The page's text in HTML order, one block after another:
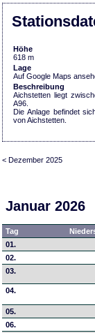
Höhe
618 m
Lage
Auf Google Maps
Beschreibung
Aichstetten liegt
A96.
Die Anlage befindet
von Aichstetten.
< Dezember 2025
Januar 2026
Tag
01.
02.
03.
04.
05.
06.